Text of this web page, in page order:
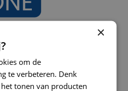
×
om de
te verbeteren. Denk
tonen van producten